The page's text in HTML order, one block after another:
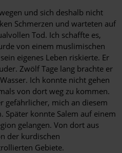
und sich deshalb nicht
Schmerzen und warteten auf
Tod. Ich schaffte es,
von einem muslimischen
eigenes Leben riskierte. Er
Zwölf Tage lang brachte er
Ich konnte nicht gehen
von dort weg zu kommen.
gefährlicher, mich an diesem
Später konnte Salem auf einem
gelangen. Von dort aus
der kurdischen
Gebiete.